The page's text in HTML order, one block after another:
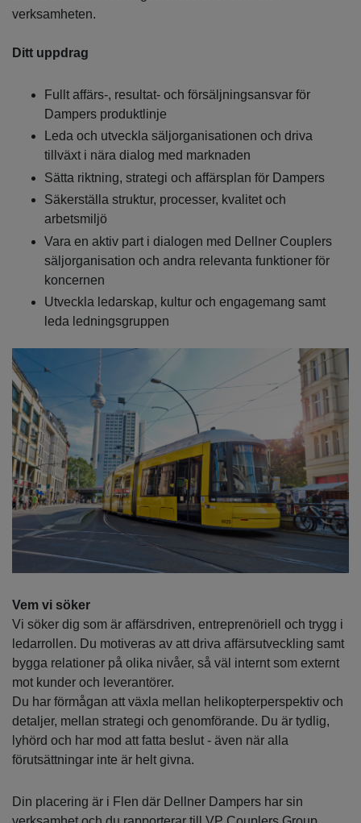
verksamheten.
Ditt uppdrag
Fullt affärs-, resultat- och försäljningsansvar för
Dampers produktlinje
Leda och utveckla säljorganisationen och driva
tillväxt i nära dialog med marknaden
Sätta riktning, strategi och affärsplan för Dampers
Säkerställa struktur, processer, kvalitet och
arbetsmiljö
Vara en aktiv part i dialogen med Dellner Couplers
säljorganisation och andra relevanta funktioner för
koncernen
Utveckla ledarskap, kultur och engagemang samt
leda ledningsgruppen
Vem vi söker
Vi söker dig som är affärsdriven, entreprenöriell och trygg i
ledarrollen. Du motiveras av att driva affärsutveckling samt
bygga relationer på olika nivåer, så väl internt som externt
mot kunder och leverantörer.
Du har förmågan att växla mellan helikopterperspektiv och
detaljer, mellan strategi och genomförande. Du är tydlig,
lyhörd och har mod att fatta beslut - även när alla
förutsättningar inte är helt givna.
Din placering är i Flen där Dellner Dampers har sin